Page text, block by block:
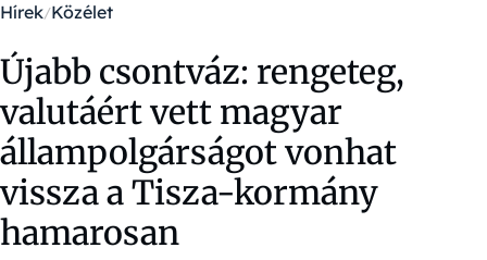
Hírek Közélet
Újabb csontváz: rengeteg,
valutáért vett magyar
állampolgárságot vonhat
vissza a Tisza-kormány
hamarosan